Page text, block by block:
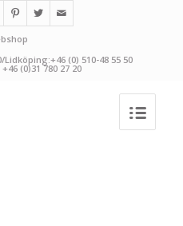
Lidköping:+46 (0) 510-48 55 50
(0)31 780 27 20